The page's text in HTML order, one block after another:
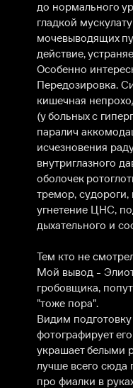
до нормального
гладкой
мочевыводящих
действие,
Особенно
Передозировка.
кишечная
(у больных с
паралич
исчезновения
внутриглазного
оболочек
тремор, судороги,
угнетение ЦНС,
дыхательного и
Тем кто не
Мой вывод -
гробовщика,
"тоже пора".
Видим
фотографирует
украшает белыми
лучше всего сюда
про фиалки в